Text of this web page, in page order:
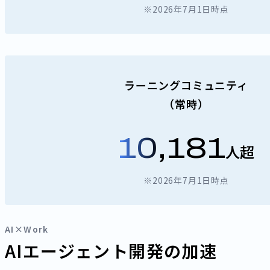
※2026年7月1日時点
ラーニングコミュニティ
（常時）
10,181人超
※2026年7月1日時点
AI×Work
AIエージェント開発の加速